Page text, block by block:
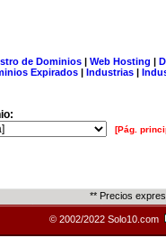
de Dominios| Web Hosting |
Expirados | Industrias |
[Pág.
** Precios
© 2002/2022 Solo10.com